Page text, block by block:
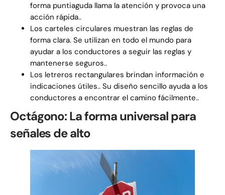
forma puntiaguda llama la atención y provoca una
acción rápida..
Los carteles circulares muestran las reglas de
forma clara. Se utilizan en todo el mundo para
ayudar a los conductores a seguir las reglas y
mantenerse seguros..
Los letreros rectangulares brindan información e
indicaciones útiles.. Su diseño sencillo ayuda a los
conductores a encontrar el camino fácilmente..
Octágono: La forma universal para
señales de alto